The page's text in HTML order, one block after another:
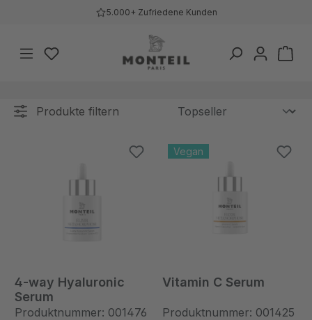
Zum Hauptinhalt springen5.000+ Zufriedene Kunden
Du hast 0 Produkte auf dem Merkzettel
Produkte filtern
4-way Hyaluronic
Serum
Produktnummer: 001476
Vegan
Vitamin C Serum
Produktnummer: 001425